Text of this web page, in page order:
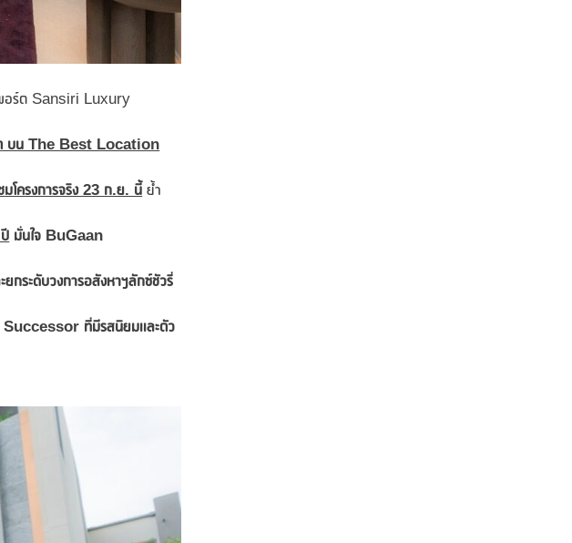
อร์ต Sansiri Luxury
ต บน The Best Location
โครงการจริง 23 ก.ย. นี้ ย้ำ
มั่นใจ BuGaan
กระดับวงการอสังหาฯลักซ์ชัวรี่
Successor ที่มีรสนิยมและตัว